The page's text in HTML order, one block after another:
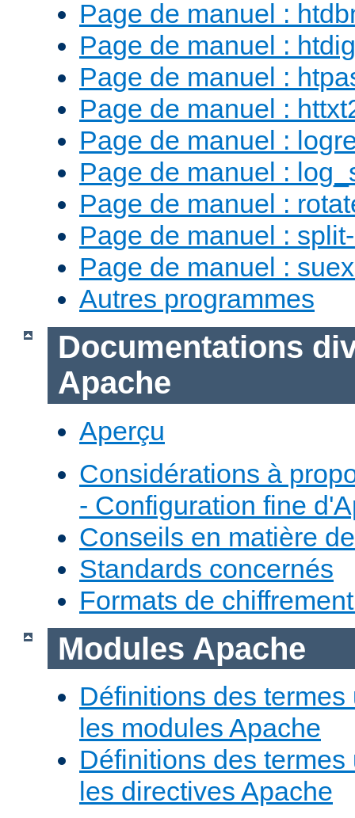
Page de manuel :
Page de manuel :
Page de manuel :
Page de manuel :
Page de manuel :
Page de manuel :
Page de manuel :
Page de manuel :
Page de manuel :
Autres programmes
Documentations
Apache
Aperçu
Considérations à
- Configuration fine
Conseils en matière
Standards concernés
Formats de
Modules Apache
Définitions des
les modules Apache
Définitions des
les directives Apache